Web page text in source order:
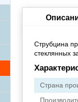
Струбцина
стеклянных
Страна